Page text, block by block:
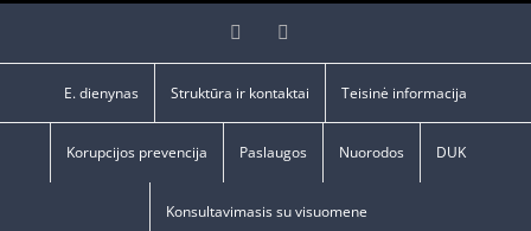
Facebook
E. dienynas Struktūra ir kontaktai Teisinė informacija
Korupcijos prevencija Paslaugos Nuorodos DUK
Konsultavimasis su visuomene